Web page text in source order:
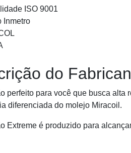
ISO 9001
Inmetro
do
perfeito para você que busca
diferenciada do molejo Miracoil.
Extreme é produzido para